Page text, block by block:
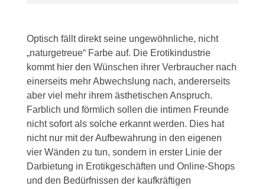
Optisch fällt direkt seine ungewöhnliche, nicht
„naturgetreue“ Farbe auf. Die Erotikindustrie
kommt hier den Wünschen ihrer Verbraucher nach
einerseits mehr Abwechslung nach, andererseits
aber viel mehr ihrem ästhetischen Anspruch.
Farblich und förmlich sollen die intimen Freunde
nicht sofort als solche erkannt werden. Dies hat
nicht nur mit der Aufbewahrung in den eigenen
vier Wänden zu tun, sondern in erster Linie der
Darbietung in Erotikgeschäften und Online-Shops
und den Bedürfnissen der kaufkräftigen